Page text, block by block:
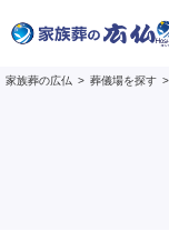
家族葬の広仏 葬儀場を探す